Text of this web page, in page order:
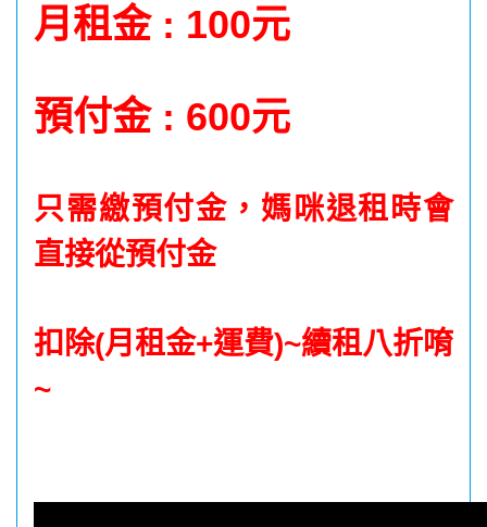
月租金 : 100元
預付金 : 600元
只需繳預付金，媽咪退租時會
直接從預付金
扣除(月租金+運費)~續租八折唷
~